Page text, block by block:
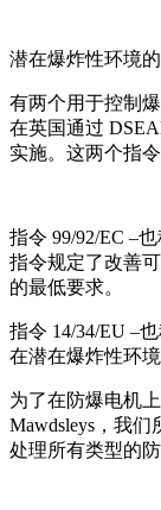
潜在爆炸性环境
有两个用于控制
在英国通过
实施。这两个指令
指令 99/92/EC –
指令规定了改善
的最低要求。
指令 14/34/EU –
在潜在爆炸性环
为了在防爆电机
Mawdsleys ，我
处理所有类型的防